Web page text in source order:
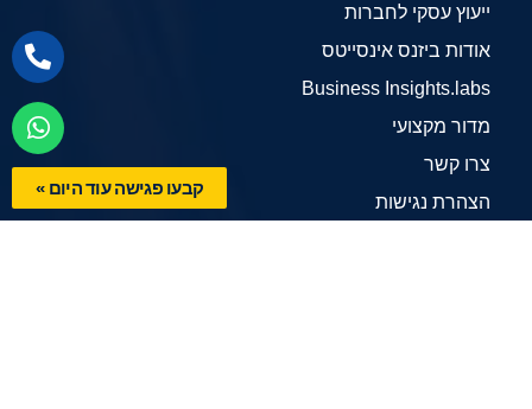
קבעו פגישה עוד היום »
ייעוץ עסקי לחברות
אודות ביזנס אינסייטס
Business Insights.labs
מדור מקצועי
צרו קשר
הצהרת נגישות